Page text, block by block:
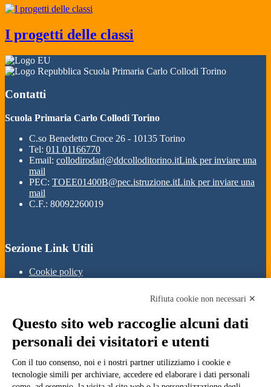
I progetti delle classi
Scuola Primaria Carlo Collodi Torino
Contatti
Scuola Primaria Carlo Collodi Torino
C.so Benedetto Croce 26 - 10135 Torino
Tel: 011 01166770
Email: collodirodari@ddcolloditorino.itLink per inviare una
mail
PEC: TOEE01400B@pec.istruzione.itLink per inviare una
mail
C.F.: 80092260019
Sezione Link Utili
Cookie policy
Ufficio Relazioni con il Pubblico
Obiettivi di accessibilità
Whistleblowing
Gestione consensi cookie
Amministrazione trasparente
Pagina visualizzata1902 volte
Rifiuta cookie non necessari ✕
Questo sito web raccoglie alcuni dati
personali dei visitatori e utenti
Con il tuo consenso, noi e i nostri partner utilizziamo i cookie e
tecnologie simili per archiviare, accedere ed elaborare i dati personali